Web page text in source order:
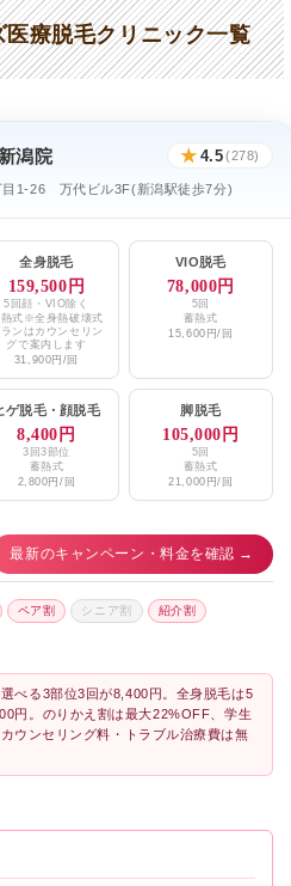
★2.9 / 5（92件）
療脱毛クリニック一覧
潟院 ★ 4.5(278)
目1-26 万代ビル3F(新潟駅徒歩7分)
全身脱毛
159,500円
5回顔・VIO除く
式※全身熱破壊式
ランはカウンセリン
グで案内します
31,900円/回
VIO脱毛
78,000円
5回
蓄熱式
15,600円/回
ゲ脱毛・ 顔脱毛
8,400円
3回3部位
蓄熱式
2,800円/回
脚脱毛
105,000円
5回
蓄熱式
21,000円/回
最新のキャンペーン・料金を確認 →
ペア割 シニア割 紹介割
べる3部位3回が8,400円。全身脱毛は5
円。のりかえ割は最大22%OFF、学生
ウンセリング料・トラブル治療費は無